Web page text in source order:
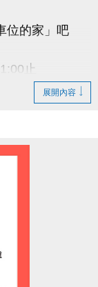
位的家」吧
止
持承租資格
序通知 備取名
展開內容